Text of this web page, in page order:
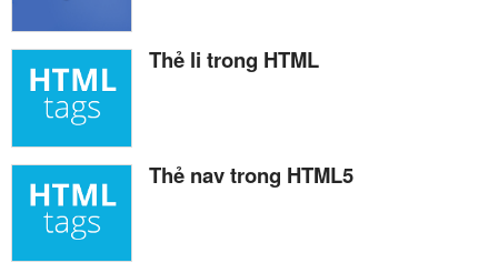
Thẻ li trong HTML
Thẻ nav trong HTML5